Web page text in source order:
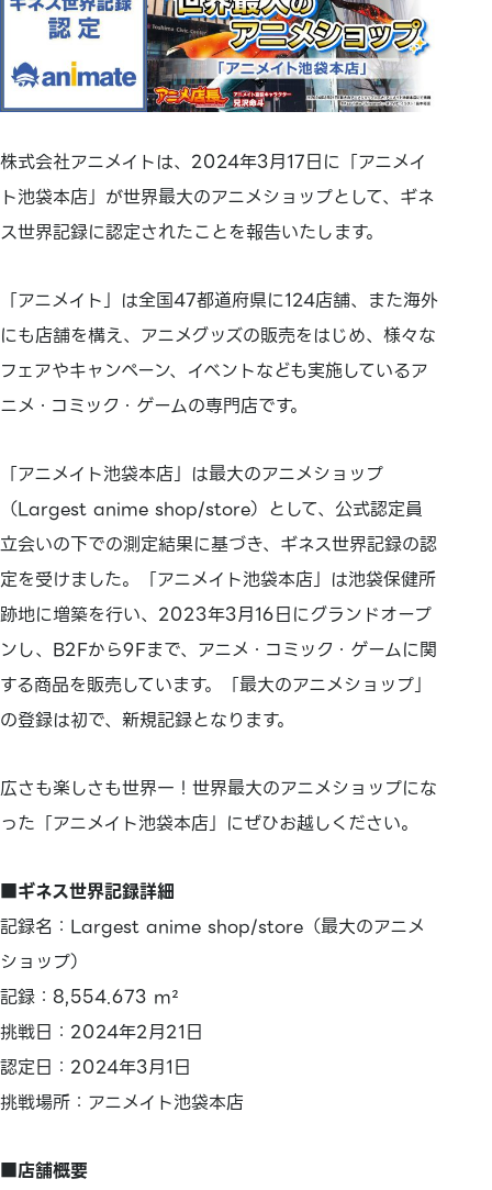
株式会社アニメイトは、2024年3月17日に「アニメイ
ト池袋本店」が世界最大のアニメショップとして、ギネ
ス世界記録に認定されたことを報告いたします。
「アニメイト」は全国47都道府県に124店舗、また海外
にも店舗を構え、アニメグッズの販売をはじめ、様々な
フェアやキャンペーン、イベントなども実施しているア
ニメ・コミック・ゲームの専門店です。
「アニメイト池袋本店」は最大のアニメショップ
（Largest anime shop/store）として、公式認定員
立会いの下での測定結果に基づき、ギネス世界記録の認
定を受けました。「アニメイト池袋本店」は池袋保健所
跡地に増築を行い、2023年3月16日にグランドオープ
ンし、B2Fから9Fまで、アニメ・コミック・ゲームに関
する商品を販売しています。「最大のアニメショップ」
の登録は初で、新規記録となります。
広さも楽しさも世界一！世界最大のアニメショップにな
った「アニメイト池袋本店」にぜひお越しください。
■ギネス世界記録詳細
記録名：Largest anime shop/store（最大のアニメ
ショップ）
記録：8,554.673 m²
挑戦日：2024年2月21日
認定日：2024年3月1日
挑戦場所：アニメイト池袋本店
■店舗概要